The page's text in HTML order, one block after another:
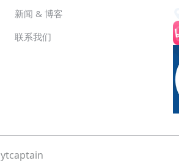
新闻 & 博客
联系我们
ytcaptain